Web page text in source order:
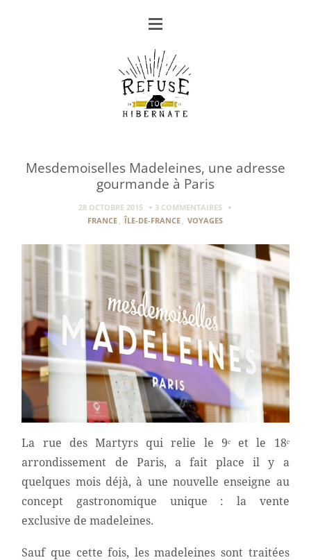
Mesdemoiselles Madeleines, une adresse
gourmande à Paris
28 OCTOBRE 2015
3 COMMENTAIRES
FRANCE
ÎLE-DE-FRANCE VOYAGES
La rue des Martyrs qui relie le 9ᵉ et le 18ᵉ
arrondissement de Paris, a fait place il y a
quelques mois déjà, à une nouvelle enseigne au
concept gastronomique unique : la vente
exclusive de madeleines.
Sauf que cette fois, les madeleines sont traitées